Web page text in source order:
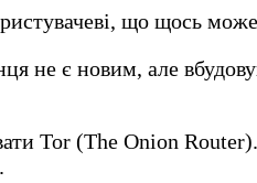
що щось
не є новим, але
Tor (The Onion